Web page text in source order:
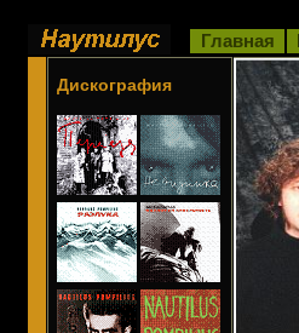
Главная
Дискография